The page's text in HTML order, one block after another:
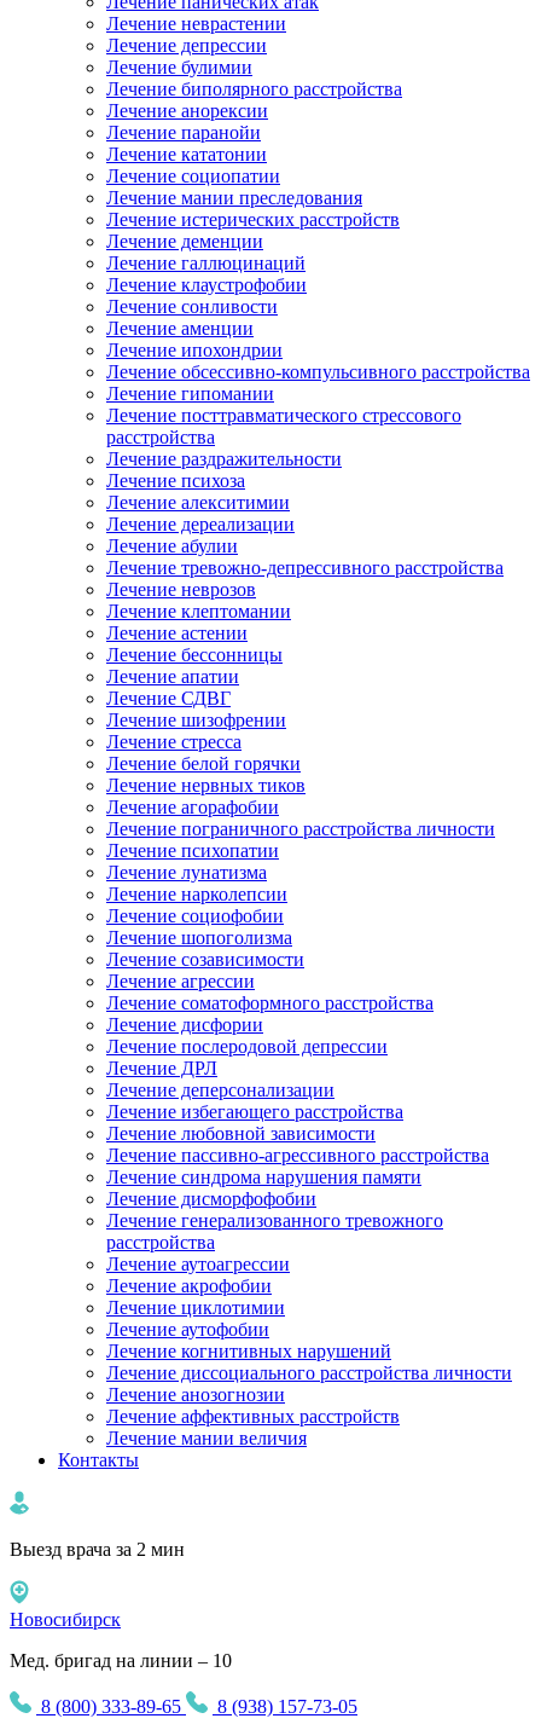
Лечение неврастении
Лечение депрессии
Лечение булимии
Лечение биполярного расстройства
Лечение анорексии
Лечение паранойи
Лечение кататонии
Лечение социопатии
Лечение мании преследования
Лечение истерических расстройств
Лечение деменции
Лечение галлюцинаций
Лечение клаустрофобии
Лечение сонливости
Лечение аменции
Лечение ипохондрии
Лечение обсессивно-компульсивного расстройства
Лечение гипомании
Лечение посттравматического стрессового
расстройства
Лечение раздражительности
Лечение психоза
Лечение алекситимии
Лечение дереализации
Лечение абулии
Лечение тревожно-депрессивного расстройства
Лечение неврозов
Лечение клептомании
Лечение астении
Лечение бессонницы
Лечение апатии
Лечение СДВГ
Лечение шизофрении
Лечение стресса
Лечение белой горячки
Лечение нервных тиков
Лечение агорафобии
Лечение пограничного расстройства личности
Лечение психопатии
Лечение лунатизма
Лечение нарколепсии
Лечение социофобии
Лечение шопоголизма
Лечение созависимости
Лечение агрессии
Лечение соматоформного расстройства
Лечение дисфории
Лечение послеродовой депрессии
Лечение ДРЛ
Лечение деперсонализации
Лечение избегающего расстройства
Лечение любовной зависимости
Лечение пассивно-агрессивного расстройства
Лечение синдрома нарушения памяти
Лечение дисморфофобии
Лечение генерализованного тревожного
расстройства
Лечение аутоагрессии
Лечение акрофобии
Лечение циклотимии
Лечение аутофобии
Лечение когнитивных нарушений
Лечение диссоциального расстройства личности
Лечение анозогнозии
Лечение аффективных расстройств
Лечение мании величия
Контакты
Выезд врача за 2 мин
Новосибирск
Мед. бригад на линии – 10
8 (800) 333-89-65
8 (938) 157-73-05